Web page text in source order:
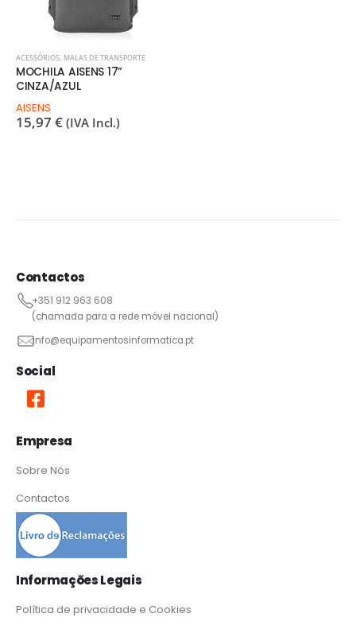
ACESSÓRIOS, MALAS DE TRANSPORTE
MOCHILA AISENS 17”
CINZA/AZUL
AISENS
15,97 € (IVA Incl.)
Contactos
+351 912 963 608
(chamada para a rede móvel nacional)
info@equipamentosinformatica.pt
Social
Empresa
Sobre Nós
Contactos
Informações Legais
Política de privacidade e Cookies